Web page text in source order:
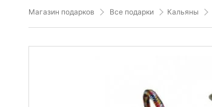
Магазин подарков Все подарки Кальяны